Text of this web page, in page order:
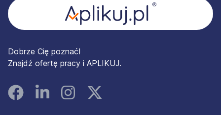
Dobrze Cię poznać!
Znajdź ofertę pracy i APLIKUJ.
FacebookLinked InInstagramInstagram